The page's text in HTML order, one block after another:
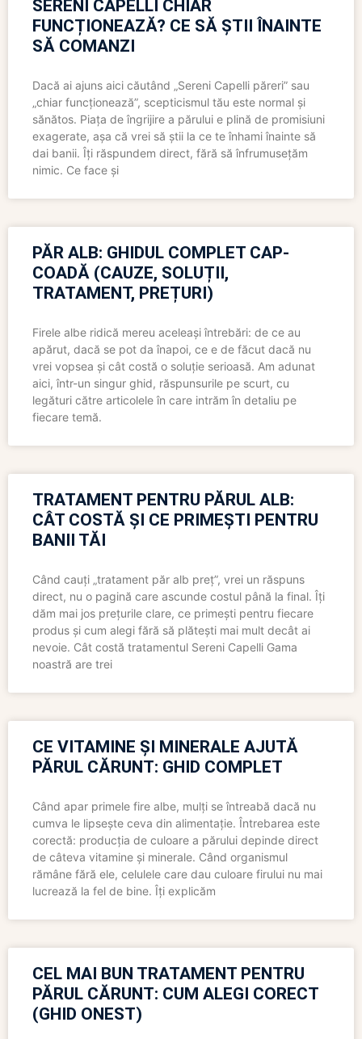
SERENI CAPELLI CHIAR
FUNCȚIONEAZĂ? CE SĂ ȘTII ÎNAINTE
SĂ COMANZI
Dacă ai ajuns aici căutând „Sereni Capelli păreri” sau
„chiar funcționează”, scepticismul tău este normal și
sănătos. Piața de îngrijire a părului e plină de promisiuni
exagerate, așa că vrei să știi la ce te înhami înainte să
dai banii. Îți răspundem direct, fără să înfrumusețăm
nimic. Ce face și
PĂR ALB: GHIDUL COMPLET CAP-
COADĂ (CAUZE, SOLUȚII,
TRATAMENT, PREȚURI)
Firele albe ridică mereu aceleași întrebări: de ce au
apărut, dacă se pot da înapoi, ce e de făcut dacă nu
vrei vopsea și cât costă o soluție serioasă. Am adunat
aici, într-un singur ghid, răspunsurile pe scurt, cu
legături către articolele în care intrăm în detaliu pe
fiecare temă.
TRATAMENT PENTRU PĂRUL ALB:
CÂT COSTĂ ȘI CE PRIMEȘTI PENTRU
BANII TĂI
Când cauți „tratament păr alb preț”, vrei un răspuns
direct, nu o pagină care ascunde costul până la final. Îți
dăm mai jos prețurile clare, ce primești pentru fiecare
produs și cum alegi fără să plătești mai mult decât ai
nevoie. Cât costă tratamentul Sereni Capelli Gama
noastră are trei
CE VITAMINE ȘI MINERALE AJUTĂ
PĂRUL CĂRUNT: GHID COMPLET
Când apar primele fire albe, mulți se întreabă dacă nu
cumva le lipsește ceva din alimentație. Întrebarea este
corectă: producția de culoare a părului depinde direct
de câteva vitamine și minerale. Când organismul
rămâne fără ele, celulele care dau culoare firului nu mai
lucrează la fel de bine. Îți explicăm
CEL MAI BUN TRATAMENT PENTRU
PĂRUL CĂRUNT: CUM ALEGI CORECT
(GHID ONEST)